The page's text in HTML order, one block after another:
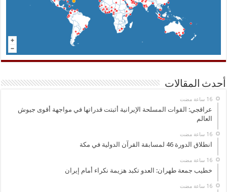
أحدث المقالات
‏16 ساعة مضت
عراقجي: القوات المسلحة الإيرانية أثبتت قدراتها في مواجهة أقوى جيوش
العالم
‏16 ساعة مضت
انطلاق الدورة 46 لمسابقة القرآن الدولية في مكة
‏16 ساعة مضت
خطيب جمعة طهران: العدو تكبد هزيمة نكراء أمام إيران
‏16 ساعة مضت